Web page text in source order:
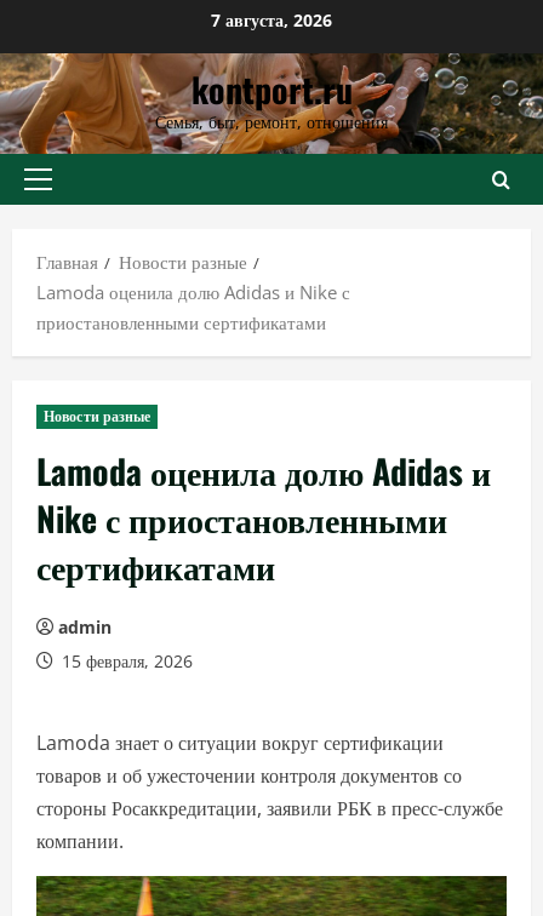
к
содержимому
7 августа, 2026
kontport.ru
Семья, быт, ремонт, отношения
Основное
Главная
Новости разные
Lamoda оценила долю Adidas и Nike с
приостановленными сертификатами
Новости разные
Lamoda оценила долю Adidas и
Nike с приостановленными
сертификатами
admin
15 февраля, 2026
Lamoda знает о ситуации вокруг сертификации
товаров и об ужесточении контроля документов со
стороны Росаккредитации, заявили РБК в пресс-службе
компании.